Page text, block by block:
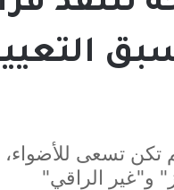
سبق
تكن تسعى
و"غير الراقي"